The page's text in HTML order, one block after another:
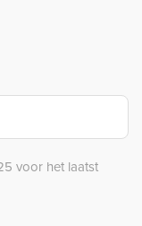
voor het laatst